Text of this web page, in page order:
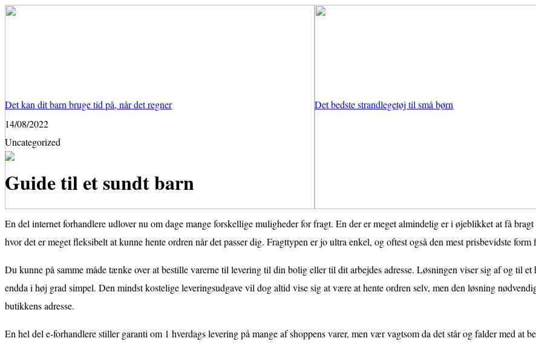
Det kan dit barn bruge tid på, når det regner
Det bedste strandlegetøj til små børn
14/08/2022
Uncategorized
Guide til et sundt barn
En del internet forhandlere udlover nu om dage mange forskellige muligheder for fragt. En der er meget almindelig er i øjeblikket at få
hvor det er meget fleksibelt at kunne hente ordren når det passer dig. Fragttypen er jo ultra enkel, og oftest også den mest prisbevidste form
Du kunne på samme måde tænke over at bestille varerne til levering til din bolig eller til dit arbejdes adresse. Løsningen viser sig af og til
endda i høj grad simpel. Den mindst kostelige leveringsudgave vil dog altid vise sig at være at hente ordren selv, men den løsning
butikkens adresse.
En hel del e-forhandlere stiller garanti om 1 hverdags levering på mange af shoppens varer, men vær vagtsom da det står og falder med at